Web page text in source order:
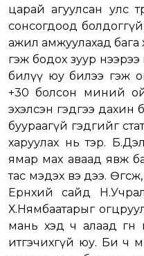
царай агуулсан улс
сонсогдоод
ажил амжуулахад бага
гэж бодох зуур
билүү юу билээ гэж
+30 болсон миний
эхэлсэн гэдгээ дахин
буураагүй гэдгийг
харуулах нь тэр.
ямар мах аваад явж
тас мэдэх вэ дээ.
Ерөнхий сайд
Х.Нямбаатарыг
мань хэд ч алаад
итгэчихгүй юу. Би ч